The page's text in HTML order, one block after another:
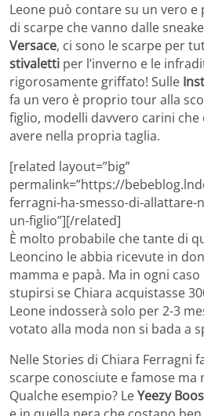
Leone può contare su un vero e
di scarpe che vanno dalle
Versace, ci sono le scarpe per
stivaletti per l’inverno e le
rigorosamente griffato! Sulle
fa un vero è proprio tour alla
figlio, modelli davvero carini
avere nella propria taglia.
[related layout=”big”
permalink=”https://
ferragni-ha-smesso-di-allattare-
un-figlio”][/related]
È molto probabile che tante di
Leoncino le abbia ricevute in
mamma e papà. Ma in ogni
stupirsi se Chiara acquistasse
Leone indosserà solo per 2-3
votato alla moda non si bada a
Nelle Stories di Chiara Ferragni
scarpe conosciute e famose ma
Qualche esempio? LeYeezy